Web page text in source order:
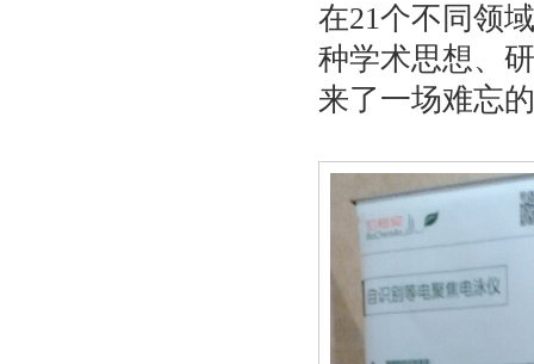
在21个不同领
种学术思想、
来了一场难忘